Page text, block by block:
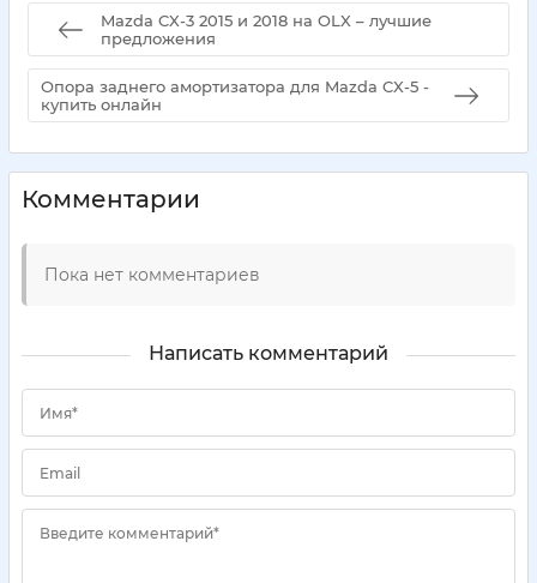
Mazda CX-3 2015 и 2018 на OLX – лучшие
предложения
Опора заднего амортизатора для Mazda CX-5 -
купить онлайн
Комментарии
Пока нет комментариев
Написать комментарий
Имя*
Email
Введите комментарий*